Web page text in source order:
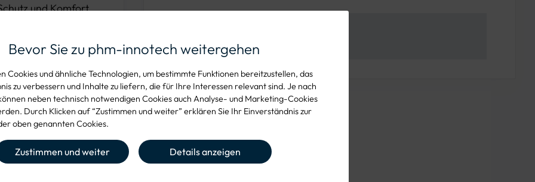
Bevor Sie zu phm-innotech weitergehen
Cookies und ähnliche Technologien, um bestimmte Funktionen bereitzustellen, das
zu verbessern und Inhalte zu liefern, die für Ihre Interessen relevant sind. Je nach
neben technisch notwendigen Cookies auch Analyse- und Marketing-Cookies
Durch Klicken auf “Zustimmen und weiter” erklären Sie Ihr Einverständnis zur
oben genannten Cookies.
Zustimmen und weiter Details anzeigen
und Komfort
und
Kälte.
Material, das
und gleichzeitig
garantiert eine
anpasst
100% Polyacryl